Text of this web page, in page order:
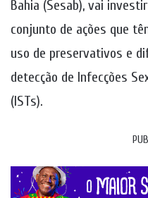
Bahia (Sesab), vai
conjunto de ações que
uso de preservativos e
detecção de Infecções
(ISTs).